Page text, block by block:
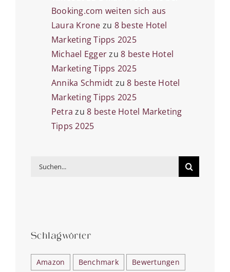
Booking.com weiten sich aus
Laura Krone zu 8 beste Hotel
Marketing Tipps 2025
Michael Eggerzu8 beste Hotel
Marketing Tipps 2025
Annika Schmidt zu8 beste Hotel
Marketing Tipps 2025
Petra zu8 beste Hotel Marketing
Tipps 2025
Suche
Schlagwörter
Amazon Benchmark Bewertungen